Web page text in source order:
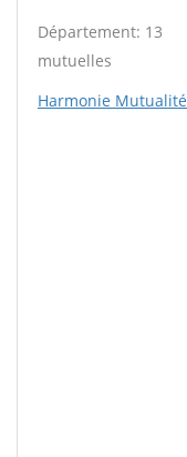
Département: 13
mutuelles
Harmonie Mutualité